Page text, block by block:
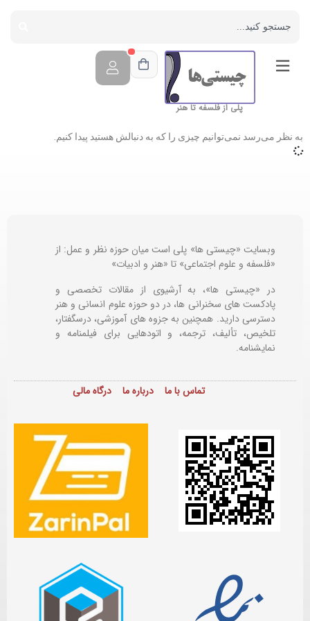
پلی از فلسفه تا هنر
به نظر می‌رسد نمی‌توانیم چیزی را که به دنبالش هستید پیدا کنیم.
وبسایت «چیستی ها» پلی است میان حوزه نظر و عمل: از
«فلسفه و علوم اجتماعی» تا «هنر و ادبیات»
در «چیستی ها»، به آرشیوی از مقالات تخصصی و
پادکست های سخنرانی ها، در دو حوزه علوم انسانی و هنر
دسترسی دارید. همچنین به جزوه های آموزشی، درسگفتار،
تلخیص، تألیف، ترجمه، و اتودهایی برایفیلمنامه و
نمایشنامه.
تماس با ما درباره ما درگاه مالی